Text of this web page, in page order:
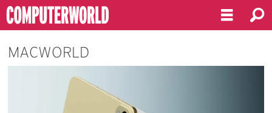
MACWORLD